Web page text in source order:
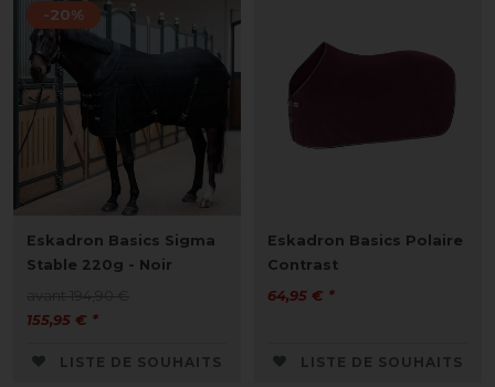
-20%
Eskadron Basics Sigma
Stable 220g - Noir
155,95 € *
LISTE DE SOUHAITS
Eskadron Basics Polaire
Contrast
64,95 € *
LISTE DE SOUHAITS